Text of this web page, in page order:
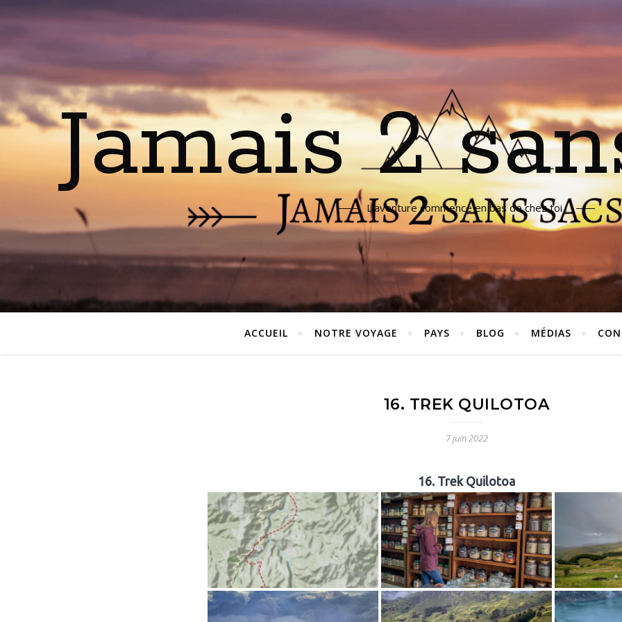
Jamais 2
L'aventure commence en bas de chez toi !
ACCUEIL NOTRE VOYAGE PAYS BLOG MÉDIAS
16. TREK QUILOTOA
7 juin 2022
16. Trek Quilotoa